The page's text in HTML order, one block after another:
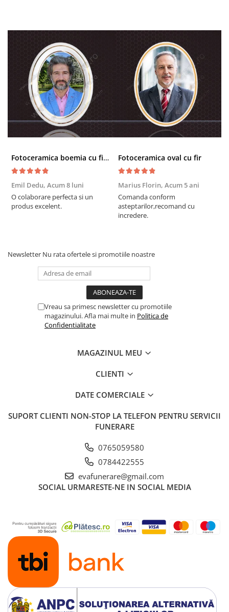
Fotoceramica boemia cu fir de aur
Emil Dedu, Acum 8 luni
O colaborare perfecta si un
produs excelent.
Fotoceramica oval cu fir
Marius Florin, Acum 5 ani
Comanda conform
asteptarilor,recomand cu
incredere.
Newsletter Nu rata ofertele si promotiile noastre
Vreau sa primesc newsletter cu promotiile
magazinului. Afla mai multe in Politica de
Confidentialitate
MAGAZINUL MEU
CLIENTI
DATE COMERCIALE
SUPORT CLIENTI NON-STOP LA TELEFON PENTRU SERVICII
FUNERARE
0765059580
0784422555
evafunerare@gmail.com
SOCIAL URMARESTE-NE IN SOCIAL MEDIA